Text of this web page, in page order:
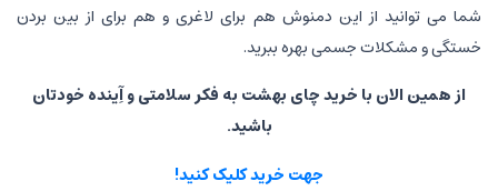
شما می توانید از این دمنوش هم برای لاغری و هم برای از بین بردن
خستگی و مشکلات جسمی بهره ببرید.
از همین الان با خرید چای بهشت به فکر سلامتی و آِینده خودتان
باشید.
جهت خرید کلیک کنید!